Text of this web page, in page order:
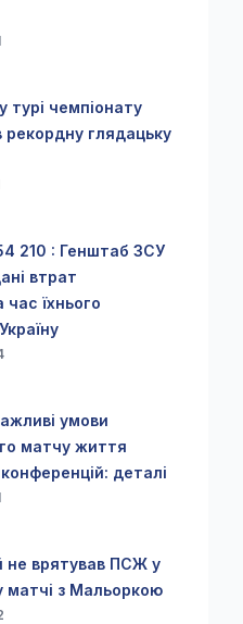
турі чемпіонату
рекордну глядацьку
210 : Генштаб ЗСУ
втрат
час їхнього
умови
матчу життя
деталі
не врятував ПСЖ у
матчі з Мальоркою